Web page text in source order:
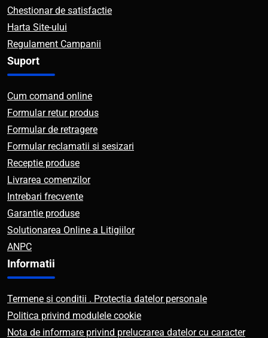
Chestionar de satisfactie
Harta Site-ului
Regulament Campanii
Suport
Cum comand online
Formular retur produs
Formular de retragere
Formular reclamatii si sesizari
Receptie produse
Livrarea comenzilor
Intrebari frecvente
Garantie produse
Solutionarea Online a Litigiilor
ANPC
Informatii
Termene si conditii . Protectia datelor personale
Politica privind modulele cookie
Nota de informare privind prelucrarea datelor cu caracter